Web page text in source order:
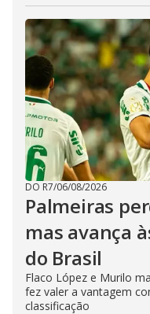
DO R7/06/08/2026
Palmeiras
mas avança
do Brasil
Flaco López e Murilo
fez valer a vantagem
classificação